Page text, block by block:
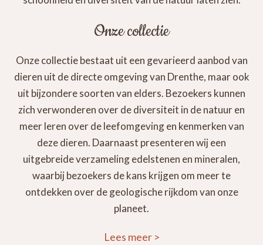
Onze collectie
Onze collectie bestaat uit een gevarieerd aanbod van
dieren uit de directe omgeving van Drenthe, maar ook
uit bijzondere soorten van elders. Bezoekers kunnen
zich verwonderen over de diversiteit in de natuur en
meer leren over de leefomgeving en kenmerken van
deze dieren. Daarnaast presenteren wij een
uitgebreide verzameling edelstenen en mineralen,
waarbij bezoekers de kans krijgen om meer te
ontdekken over de geologische rijkdom van onze
planeet.
Lees meer >